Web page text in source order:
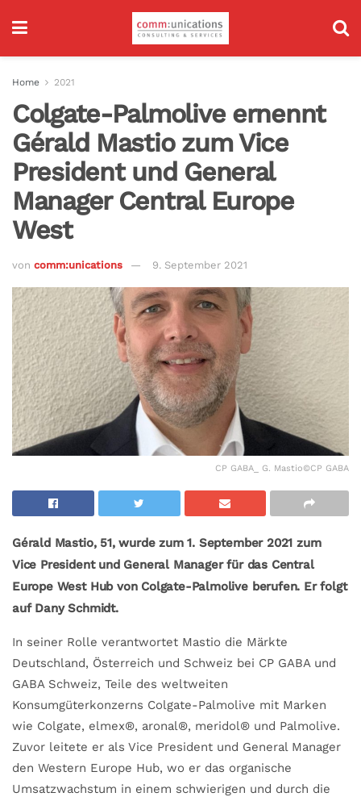
Home 2021
Colgate-Palmolive ernennt
Gérald Mastio zum Vice
President und General
Manager Central Europe
West
von comm:unications 9. September 2021
CP GABA_ G. Mastio©CP GABA
Gérald Mastio, 51, wurde zum 1. September 2021 zum
Vice President und General Manager für das Central
Europe West Hub von Colgate-Palmolive berufen. Er folgt
auf Dany Schmidt.
In seiner Rolle verantwortet Mastio die Märkte
Deutschland, Österreich und Schweiz bei CP GABA und
GABA Schweiz, Teile des weltweiten
Konsumgüterkonzerns Colgate-Palmolive mit Marken
wie Colgate, elmex®, aronal®, meridol® und Palmolive.
Zuvor leitete er als Vice President und General Manager
den Western Europe Hub, wo er das organische
Umsatzwachstum in einem schwierigen und durch die